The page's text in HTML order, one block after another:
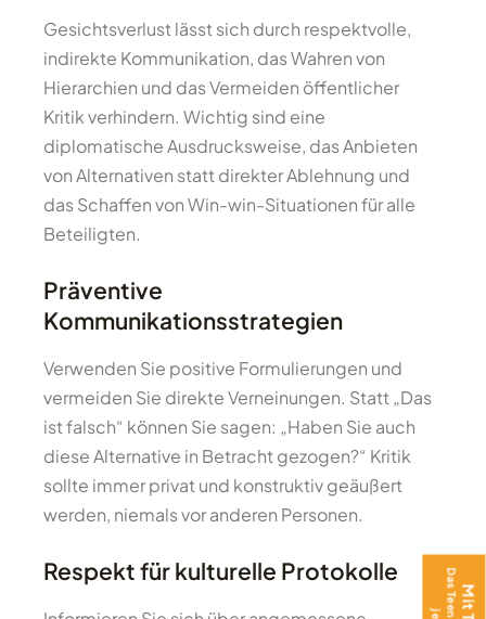
Gesichtsverlust lässt sich durch respektvolle,
indirekte Kommunikation, das Wahren von
Hierarchien und das Vermeiden öffentlicher
Kritik verhindern. Wichtig sind eine
diplomatische Ausdrucksweise, das Anbieten
von Alternativen statt direkter Ablehnung und
das Schaffen von Win-win-Situationen für alle
Beteiligten.
Präventive
Kommunikationsstrategien
Verwenden Sie positive Formulierungen und
vermeiden Sie direkte Verneinungen. Statt „Das
ist falsch“ können Sie sagen: „Haben Sie auch
diese Alternative in Betracht gezogen?“ Kritik
sollte immer privat und konstruktiv geäußert
werden, niemals vor anderen Personen.
Respekt für kulturelle Protokolle